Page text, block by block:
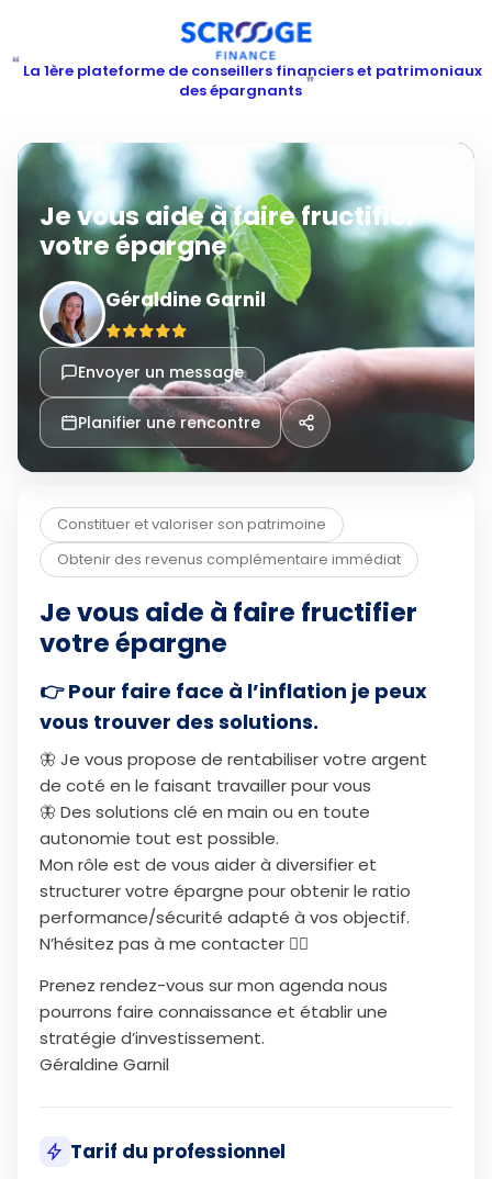
“ La 1ère plateforme de conseillers financiers et patrimoniaux
des épargnants ”
Je vous aide à faire fructifier
votre épargne
Géraldine Garnil
Envoyer un message
Planifier une rencontre
Constituer et valoriser son patrimoine
Obtenir des revenus complémentaire immédiat
Je vous aide à faire fructifier
votre épargne
👉 Pour faire face à l’inflation je peux
vous trouver des solutions.
🦋 Je vous propose de rentabiliser votre argent
de coté en le faisant travailler pour vous
🦋 Des solutions clé en main ou en toute
autonomie tout est possible.
Mon rôle est de vous aider à diversifier et
structurer votre épargne pour obtenir le ratio
performance/sécurité adapté à vos objectif.
N’hésitez pas à me contacter 🙋‍♀️
Prenez rendez-vous sur mon agenda nous
pourrons faire connaissance et établir une
stratégie d’investissement.
Géraldine Garnil
Tarif du professionnel